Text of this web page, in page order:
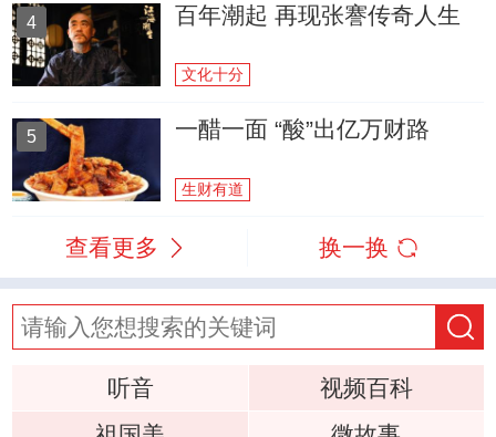
4 百年潮起 再现张謇传奇人生
文化十分
5 一醋一面 “酸”出亿万财路
生财有道
查看更多 换一换
听音
视频百科